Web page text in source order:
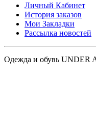
Личный Кабинет
История заказов
Мои Закладки
Рассылка новостей
Одежда и обувь UNDER